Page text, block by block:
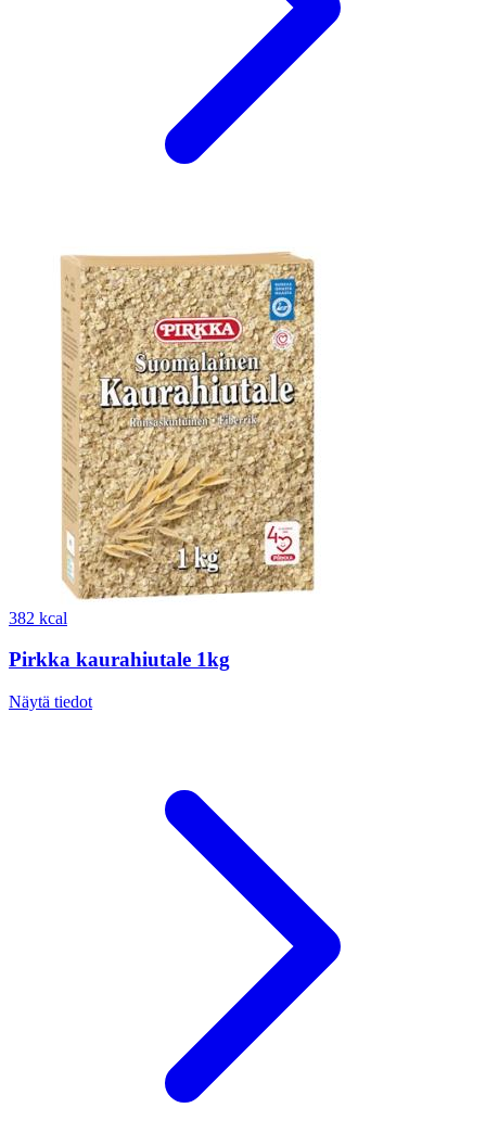
382 kcal
Pirkka kaurahiutale 1kg
Näytä tiedot